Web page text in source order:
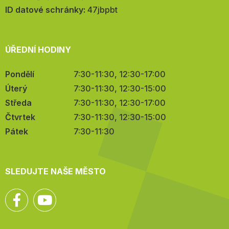
mail:
ID datové schránky: 47jbpbt
ÚŘEDNÍ HODINY
Pondělí
7:30-11:30, 12:30-17:00
Úterý
7:30-11:30, 12:30-15:00
Středa
7:30-11:30, 12:30-17:00
Čtvrtek
7:30-11:30, 12:30-15:00
Pátek
7:30-11:30
SLEDUJTE NAŠE MĚSTO
Facebook